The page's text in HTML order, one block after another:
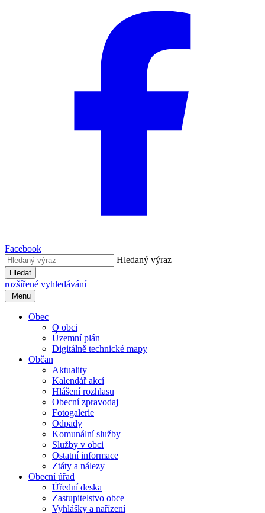
Facebook
Hledaný výraz
Hledat
rozšířené vyhledávání
Menu
Obec
O obci
Územní plán
Digitálně technické mapy
Občan
Aktuality
Kalendář akcí
Hlášení rozhlasu
Obecní zpravodaj
Fotogalerie
Odpady
Komunální služby
Služby v obci
Ostatní informace
Ztáty a nálezy
Obecní úřad
Úřední deska
Zastupitelstvo obce
Vyhlášky a nařízení